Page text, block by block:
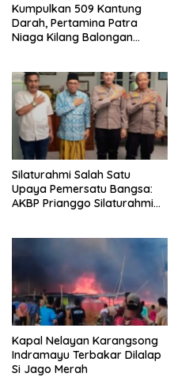
Kumpulkan 509 Kantung
Darah, Pertamina Patra
Niaga Kilang Balongan
Silaturahmi Salah Satu
Upaya Pemersatu Bangsa:
AKBP Prianggo Silaturahmi
Kapal Nelayan Karangsong
Indramayu Terbakar Dilalap
Si Jago Merah